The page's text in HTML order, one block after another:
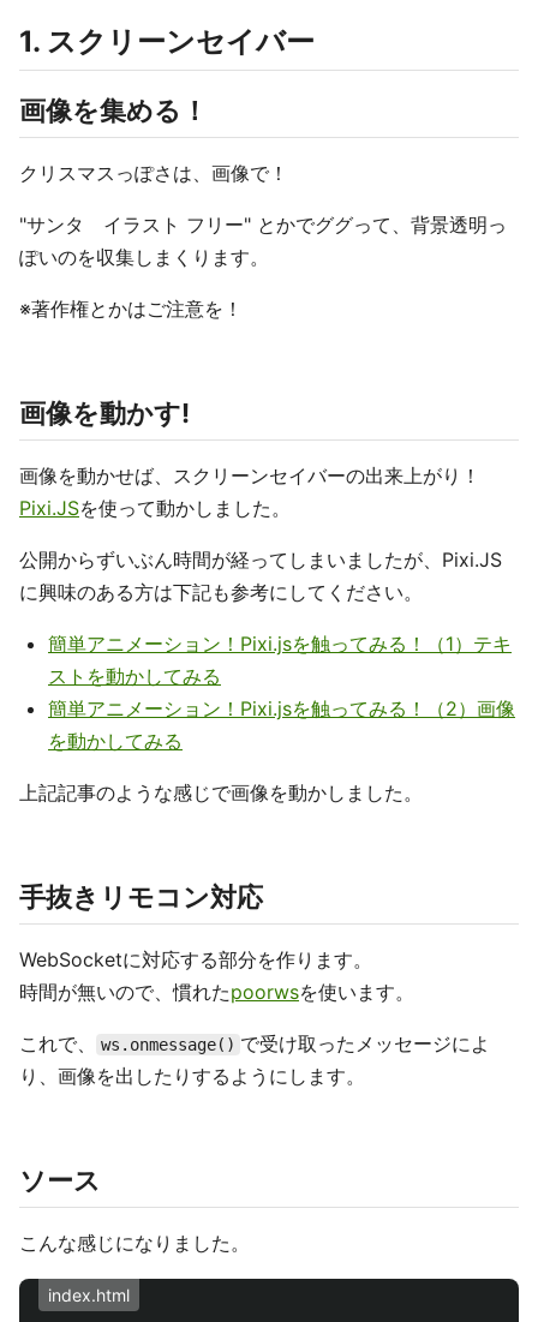
1. スクリーンセイバー
画像を集める！
クリスマスっぽさは、画像で！
"サンタ イラスト フリー" とかでググって、背景透明っ
ぽいのを収集しまくります。
※著作権とかはご注意を！
画像を動かす!
画像を動かせば、スクリーンセイバーの出来上がり！
Pixi.JSを使って動かしました。
公開からずいぶん時間が経ってしまいましたが、Pixi.JS
に興味のある方は下記も参考にしてください。
簡単アニメーション！Pixi.jsを触ってみる！（1）テキ
ストを動かしてみる
簡単アニメーション！Pixi.jsを触ってみる！（2）画像
を動かしてみる
上記記事のような感じで画像を動かしました。
手抜きリモコン対応
WebSocketに対応する部分を作ります。
時間が無いので、慣れたpoorwsを使います。
これで、 ws.onmessage() で受け取ったメッセージによ
り、画像を出したりするようにします。
ソース
こんな感じになりました。
index.html